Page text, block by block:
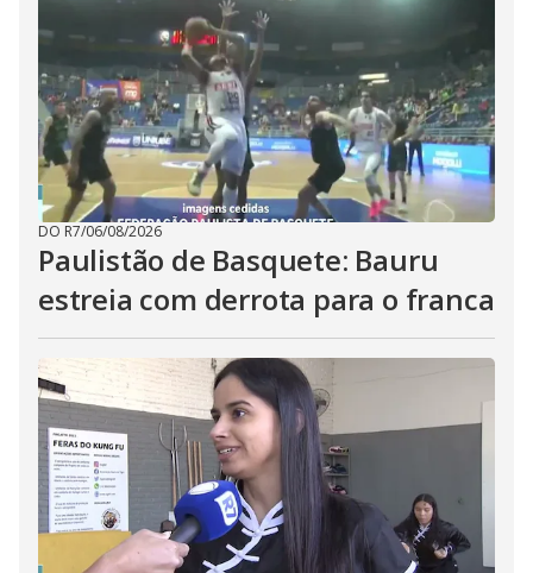
DO R7/06/08/2026
Paulistão de Basquete: Bauru
estreia com derrota para o franca